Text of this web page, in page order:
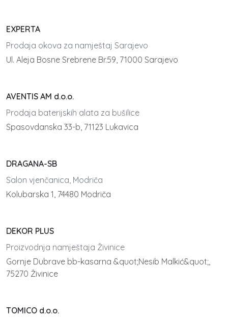
EXPERTA
Prodaja okova za namještaj Sarajevo
Ul. Aleja Bosne Srebrene Br.59, 71000 Sarajevo
AVENTIS AM d.o.o.
Prodaja baterijskih alata za bušilice
Spasovdanska 33-b, 71123 Lukavica
DRAGANA-SB
Salon vjenčanica, Modriča
Kolubarska 1, 74480 Modriča
DEKOR PLUS
Proizvodnja namještaja Živinice
Gornje Dubrave bb-kasarna &quot;Nesib Malkić&quot;,
75270 Živinice
TOMICO d.o.o.